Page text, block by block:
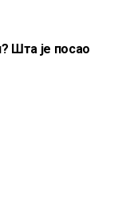
Шта је посао